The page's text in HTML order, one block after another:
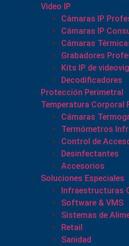
Video IP
Cámaras IP
Cámaras IP
Cámaras
Grabadores
Kits IP de
Decodificadores
Protección Perimetral
Temperatura Corporal
Cámaras
Termómetros
Control de
Desinfectantes
Accesorios
Soluciones Especiales
Infraestructuras
Software & VMS
Sistemas de
Retail
Sanidad